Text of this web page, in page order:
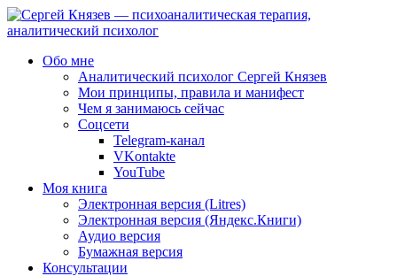
Обо мне
Аналитический психолог Сергей Князев
Мои принципы, правила и манифест
Чем я занимаюсь сейчас
Соцсети
Telegram-канал
VKontakte
YouTube
Моя книга
Электронная версия (Litres)
Электронная версия (Яндекс.Книги)
Аудио версия
Бумажная версия
Консультации